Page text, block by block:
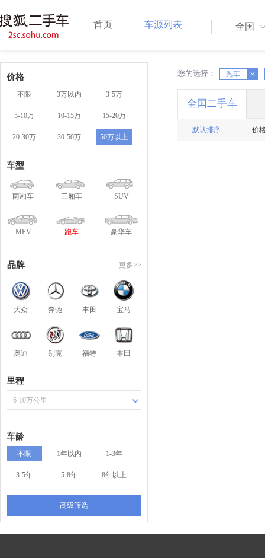
首页 车源列表 全国
价格
不限 3万以内 3-5万
5-10万 10-15万 15-20万
20-30万 30-50万 50万以上
车型
两厢车 三厢车 SUV
MPV 跑车 豪华车
品牌 更多>>
大众 奔驰 丰田 宝马
奥迪 别克 福特 本田
里程
6-10万公里
车龄
不限 1年以内 1-3年
3-5年 5-8年 8年以上
高级筛选
您的选择： 跑车
X X
全国二手车
默认排序 价